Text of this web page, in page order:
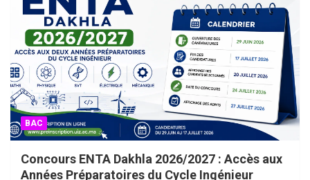
BAC
Concours ENTA Dakhla 2026/2027 : Accès aux
Années Préparatoires du Cycle Ingénieur